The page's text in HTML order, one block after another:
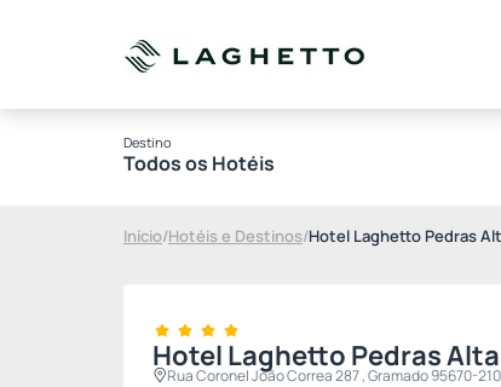
Destino
Todos os Hotéis
Início/Hotéis e Destinos/Hotel Laghetto Pedras
Hotel Laghetto Pedras
Rua Coronel João Correa 287 , Gramado 95670-210